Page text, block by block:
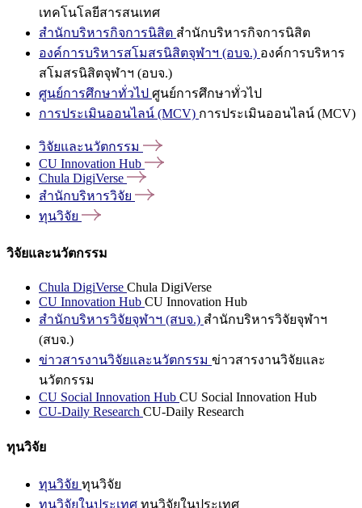
เทคโนโลยีสารสนเทศ
สำนักบริหารกิจการนิสิต สำนักบริหารกิจการนิสิต
องค์การบริหารสโมสรนิสิตจุฬาฯ (อบจ.) องค์การบริหาร
สโมสรนิสิตจุฬาฯ (อบจ.)
ศูนย์การศึกษาทั่วไป ศูนย์การศึกษาทั่วไป
การประเมินออนไลน์ (MCV) การประเมินออนไลน์ (MCV)
วิจัยและนวัตกรรม
CU Innovation Hub
Chula DigiVerse
สำนักบริหารวิจัย
ทุนวิจัย
วิจัยและนวัตกรรม
Chula DigiVerse Chula DigiVerse
CU Innovation Hub CU Innovation Hub
สำนักบริหารวิจัยจุฬาฯ (สบจ.) สำนักบริหารวิจัยจุฬาฯ
(สบจ.)
ข่าวสารงานวิจัยและนวัตกรรม ข่าวสารงานวิจัยและ
นวัตกรรม
CU Social Innovation Hub CU Social Innovation Hub
CU-Daily Research CU-Daily Research
ทุนวิจัย
ทุนวิจัย ทุนวิจัย
ทุนวิจัยในประเทศ ทุนวิจัยในประเทศ